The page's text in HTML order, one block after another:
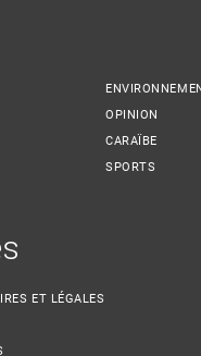
OPINION
CARAÏBE
SPORTS
ET LÉGALES